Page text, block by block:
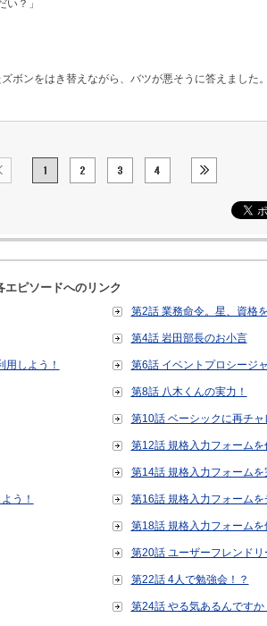
？」
ボンをはき替えながら、バツが悪そうに答えました。
エピソードへのリンク
第2話 業務命令。星、資格
第4話 岩田部長のお小言
しよう！ 第6話 イベントプロシージ
第8話 八木くんの実力！
第10話 ベーシックに再チャ
第12話 規格入力フォームを
第14話 規格入力フォームを
う！ 第16話 規格入力フォームを
第18話 規格入力フォームを
第20話 ユーザーフレンドリ
第22話 4人で勉強会！？
第24話 やる気あるんですか